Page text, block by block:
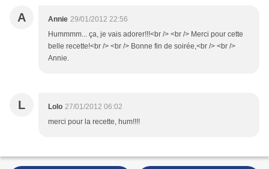
A Annie 29/01/2012 22:56
Hummmm... ça, je vais adorer!!!<br /> <br /> Merci pour cette
belle recette!<br /> <br /> Bonne fin de soirée,<br /> <br />
Annie.
L Lolo 27/01/2012 06:02
merci pour la recette, hum!!!!